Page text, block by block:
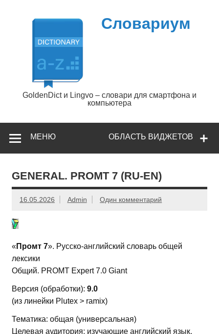
содержимому
Словариум
GoldenDict и Lingvo – словари для смартфона и
компьютера
ОБЛАСТЬ ВИДЖЕТОВ
МЕНЮ
GENERAL. PROMT 7 (RU-EN)
16.05.2026 Admin Один комментарий
«Промт 7». Русско-английский словарь общей
лексики
Общий. PROMT Expert 7.0 Giant
Версия (обработки): 9.0
(из линейки Plutex > ramix)
Тематика: общая (универсальная)
Целевая аудитория: изучающие английский язык,